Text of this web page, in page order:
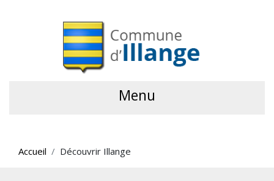
Menu
Accueil Découvrir Illange